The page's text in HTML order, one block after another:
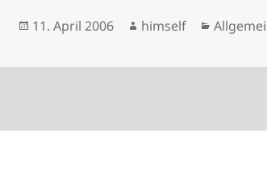
Veröffentlicht
11. April 2006 Autor
himself